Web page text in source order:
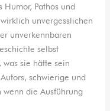
Pathos und
unvergesslichen
unverkennbaren
selbst
sie hätte sein
schwierige und
wenn die Ausführung